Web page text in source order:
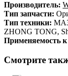
Производитель:
Тип запчасти:
Тип техники:
ZHONG TONG,
Применяемость
Смотрите